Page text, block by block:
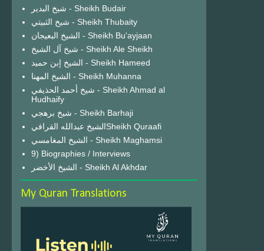
شيخ البدير - Sheikh Budair
شيخ الثبيتي - Sheikh Thubaity
الشيخ البعيجان - Sheikh Bu'ayjaan
شيخ آل الشيخ - Sheikh Ale Sheikh
الشيخ إبن حميد - Sheikh Hameed
الشيخ المهنا - Sheikh Muhanna
شيخ أحمد الحذيفي - Sheikh Ahmad al
Hudhaify
شيخ برهجي - Sheikh Barhaji
الشيخ عبدالله القرافيSheikh Quraafi
الشيخ المغامسي - Sheikh Maghamsi
9) Biographies / Interviews
الشيخ الأخضر - Sheikh Al Akhdar
My Quran Translations